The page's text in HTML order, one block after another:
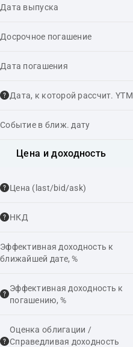
Дата выпуска
Досрочное погашение
Дата погашения
Дата, к которой рассчит. YTM
Событие в ближ. дату
Цена и доходность
Цена (last/bid/ask)
НКД
Эффективная доходность к
ближайшей дате, %
Эффективная доходность к
погашению, %
Оценка облигации /
Справедливая доходность